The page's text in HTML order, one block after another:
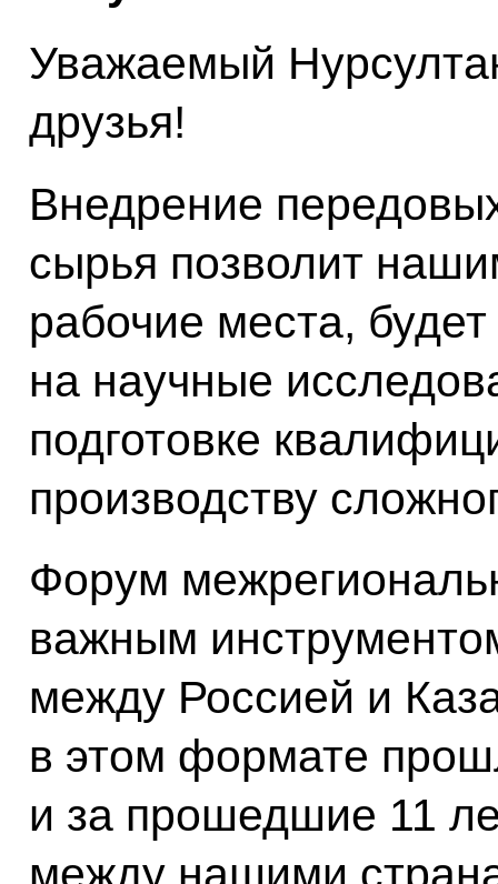
Уважаемый
друзья!
Внедрение
сырья позволит
рабочие места,
на научные
подготовке
производству
Форум
важным
между Россией и
в этом формате
и за прошедшие 11